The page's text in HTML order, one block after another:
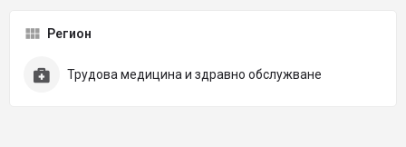
Регион
Трудова медицина и здравно обслужване